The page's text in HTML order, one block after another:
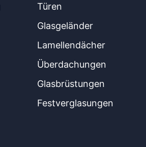
Türen
Glasgeländer
Lamellendächer
Überdachungen
Glasbrüstungen
Festverglasungen